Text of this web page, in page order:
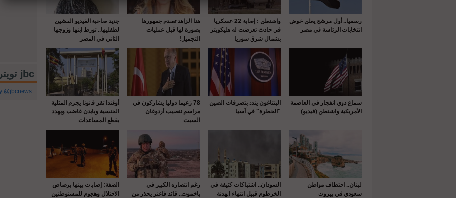
jbc تويتر
@jbcnews
رسميا.. أول مرشح يعلن خوض
انتخابات الرئاسة في مصر
واشنطن : إصابة 22 عسكريا
في حادث تعرضت له هليكوبتر
بشمال شرق سوريا
هنا الزاهد تصدم جمهورها
بصورة لها قبل عمليات
التجميل!
جديد صاحبة الفيديو المشين
لطفليها.. تورط ابنها وزوجها
الثاني في المصر
سماع دوي انفجار في العاصمة
الأمريكية واشنطن (فيديو)
البنتاغون يندد بتصرفات الصين
"الخطرة" في آسيا
78 زعيما دوليا يشاركون في
مراسم تنصيب أردوغان
السبت
أوغندا تقر قانونا يجرم المثلية
الجنسية وبايدن غاضب ويهدد
بقطع المساعدات
لبنان.. اختطاف مواطن
سعودي في بيروت
السودان.. اشتباكات كثيفة في
الخرطوم قبيل انتهاء الهدنة
رغم انتصاره الكبير في
باخموت.. قائد فاغنر يحذر من
الضفة: إصابات بينها برصاص
الاحتلال وهجوم للمستوطنين